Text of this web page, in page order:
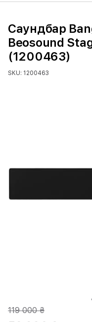
Саундбар
Beosound
(1200463)
SKU: 1200463
119 000 ₴